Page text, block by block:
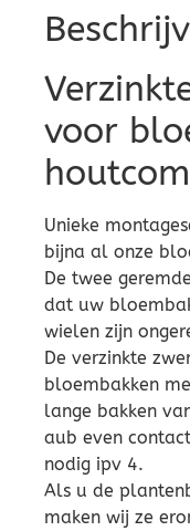
voor
Unieke
bijna al onze
De twee
dat uw
wielen zijn
De verzinkte
bloembakken
lange bakken
aub even
nodig ipv 4.
Als u de
maken wij ze